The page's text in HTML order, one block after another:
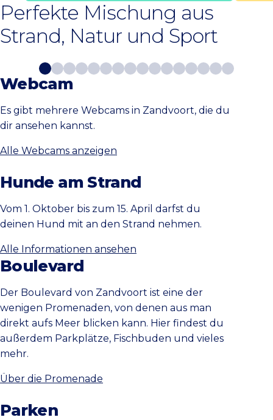
Perfekte Mischung aus
Strand, Natur und Sport
Webcam
Es gibt mehrere Webcams in Zandvoort, die du
dir ansehen kannst.
Alle Webcams anzeigen
Hunde am Strand
Vom 1. Oktober bis zum 15. April darfst du
deinen Hund mit an den Strand nehmen.
Alle Informationen ansehen
Boulevard
Der Boulevard von Zandvoort ist eine der
wenigen Promenaden, von denen aus man
direkt aufs Meer blicken kann. Hier findest du
außerdem Parkplätze, Fischbuden und vieles
mehr.
Über die Promenade
Parken